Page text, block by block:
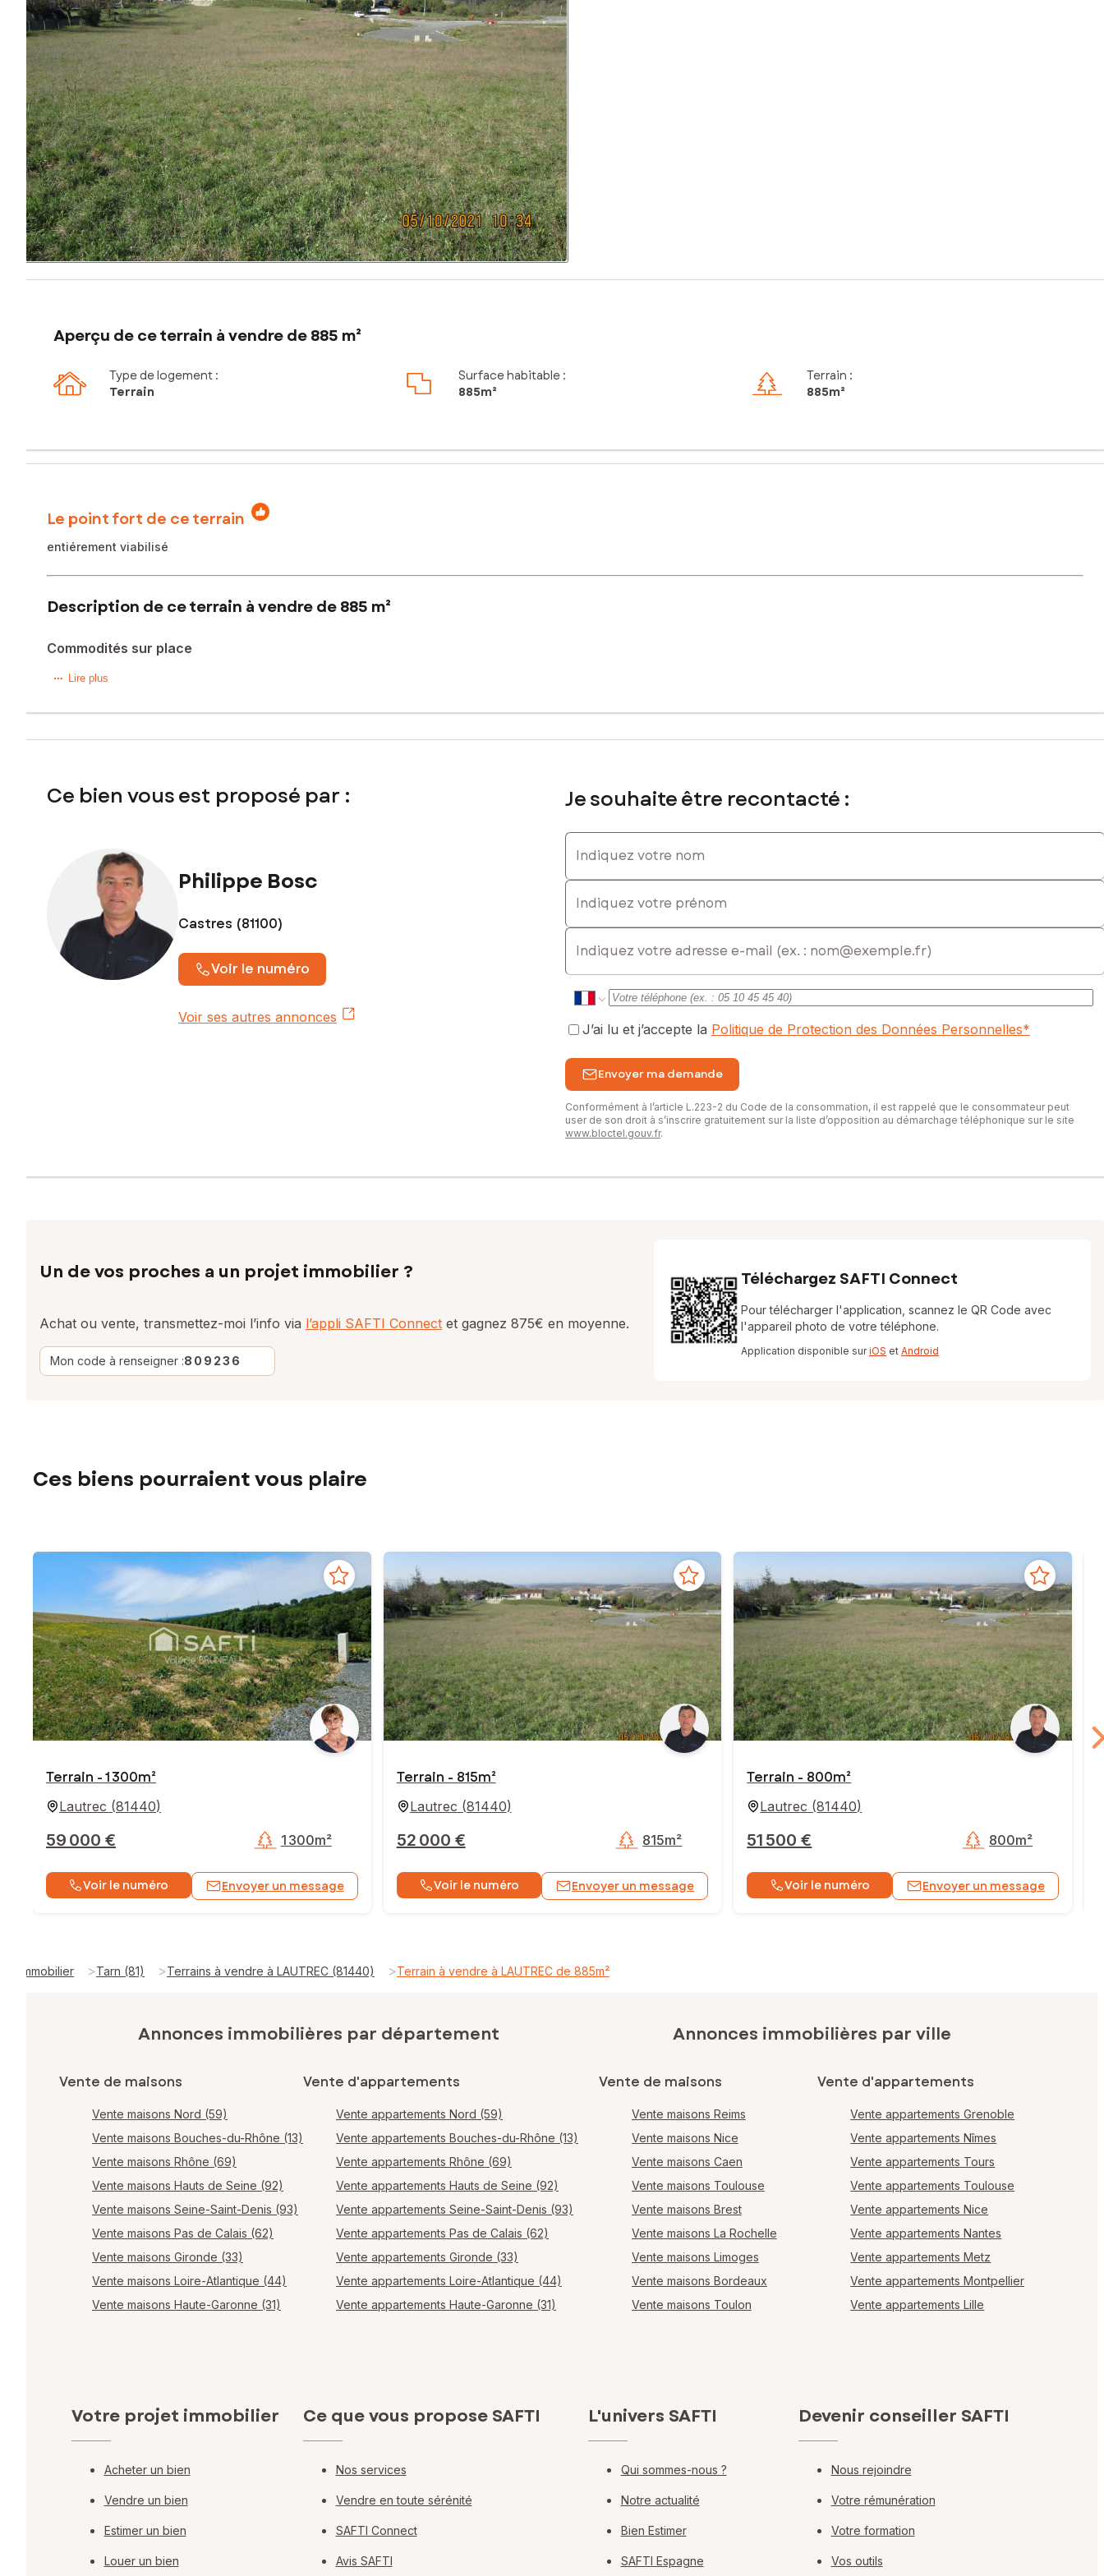
Aperçu de ce terrain à vendre de 885 m²
Type de logement :
Terrain
Surface habitable :
885m²
Terrain :
885m²
Le point fort de ce terrain
entiérement viabilisé
Description de ce terrain à vendre de 885 m²
Commodités sur place
Terrain constructible de 885 m² entierement viabilisé, assainissement collectif.
Les informations sur les risques auxquels ce bien est exposé sont disponibles sur le site Géorisques : www.georisques.gouv.fr
Prix de vente : 56 000 €
Contactez votre conseiller SAFTI : Philippe BOSC, Tél. : 0624991784, E-mail : philippe.bosc@safti.fr - EI - Agent commercial immatriculé au RSAC de CASTRES sous le numéro 824 659 072
Lire plus
Ce bien vous est proposé par :
Philippe Bosc
Castres (81100)
Voir le numéro
Voir ses autres annonces
Je souhaite être recontacté :
Indiquez votre nom
Indiquez votre prénom
E-mail
J’ai lu et j’accepte la Politique de Protection des Données Personnelles*
Envoyer ma demande
Conformément à l’article L.223-2 du Code de la consommation, il est rappelé que le consommateur peut
user de son droit à s’inscrire gratuitement sur la liste d’opposition au démarchage téléphonique sur le site
www.bloctel.gouv.fr.
Un de vos proches a un projet immobilier ?
Achat ou vente, transmettez-moi l’info via l’appli SAFTI Connect et gagnez 875€ en moyenne.
Mon code à renseigner :809236
Téléchargez SAFTI Connect
Pour télécharger l'application, scannez le QR Code avec
l'appareil photo de votre téléphone.
Application disponible suriOS et Android
Ces biens pourraient vous plaire
Terrain - 1 300m²
Lautrec (81440)
59 000 € 1 300m²
Voir le numéro Envoyer un message
Terrain - 815m²
Lautrec (81440)
52 000 € 815m²
Voir le numéro Envoyer un message
Terrain - 800m²
Lautrec (81440)
51 500 € 800m²
Voir le numéro Envoyer un message
Immobilier >Tarn (81) >Terrains à vendre à LAUTREC (81440) >Terrain à vendre à LAUTREC de 885m²
Annonces immobilières par département
Vente de maisons
Vente maisons Nord (59)
Vente maisons Bouches-du-Rhône (13)
Vente maisons Rhône (69)
Vente maisons Hauts de Seine (92)
Vente maisons Seine-Saint-Denis (93)
Vente maisons Pas de Calais (62)
Vente maisons Gironde (33)
Vente maisons Loire-Atlantique (44)
Vente maisons Haute-Garonne (31)
Vente d'appartements
Vente appartements Nord (59)
Vente appartements Bouches-du-Rhône (13)
Vente appartements Rhône (69)
Vente appartements Hauts de Seine (92)
Vente appartements Seine-Saint-Denis (93)
Vente appartements Pas de Calais (62)
Vente appartements Gironde (33)
Vente appartements Loire-Atlantique (44)
Vente appartements Haute-Garonne (31)
Annonces immobilières par ville
Vente de maisons
Vente maisons Reims
Vente maisons Nice
Vente maisons Caen
Vente maisons Toulouse
Vente maisons Brest
Vente maisons La Rochelle
Vente maisons Limoges
Vente maisons Bordeaux
Vente maisons Toulon
Vente d'appartements
Vente appartements Grenoble
Vente appartements Nîmes
Vente appartements Tours
Vente appartements Toulouse
Vente appartements Nice
Vente appartements Nantes
Vente appartements Metz
Vente appartements Montpellier
Vente appartements Lille
Votre projet immobilier
Acheter un bien
Vendre un bien
Estimer un bien
Louer un bien
Ce que vous propose SAFTI
Nos services
Vendre en toute sérénité
SAFTI Connect
Avis SAFTI
L'univers SAFTI
Qui sommes-nous ?
Notre actualité
Bien Estimer
SAFTI Espagne
Devenir conseiller SAFTI
Nous rejoindre
Votre rémunération
Votre formation
Vos outils